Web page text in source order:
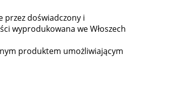
przez doświadczony i
wyprodukowana we Włoszech
produktem umożliwiającym